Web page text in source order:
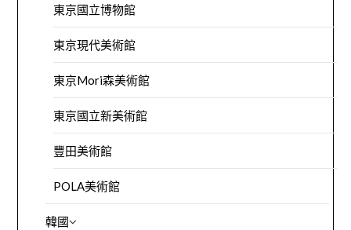
東京國立博物館
東京現代美術館
東京Mori森美術館
東京國立新美術館
豐田美術館
POLA美術館
韓國